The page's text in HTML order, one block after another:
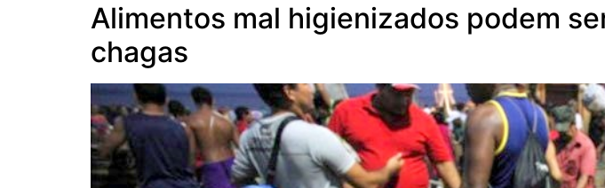
Alimentos mal higienizados podem
chagas